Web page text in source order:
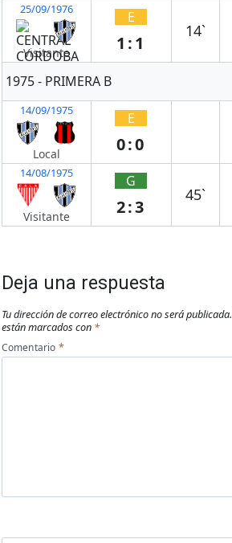
25/09/1976
Visitante
E
1:1
14`
1975 - PRIMERA B
14/09/1975
Local
E
0:0
14/08/1975
Visitante
G
2:3
45`
Deja una respuesta
Tu dirección de correo electrónico no será publicada.
están marcados con *
Comentario *